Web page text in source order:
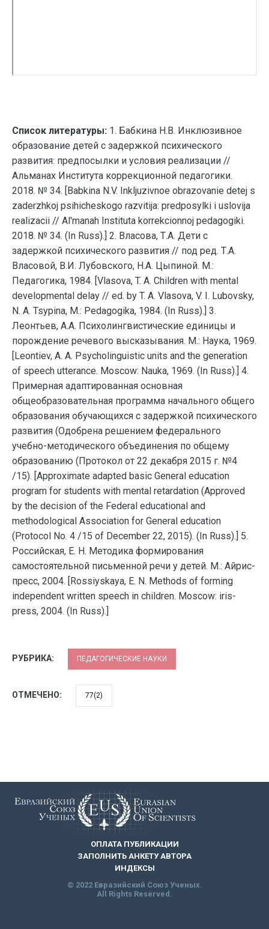
Список литературы: 1. Бабкина Н.В. Инклюзивное
образование детей с задержкой психического
развития: предпосылки и условия реализации //
Альманах Института коррекционной педагогики.
2018. № 34. [Babkina N.V. Inkljuzivnoe obrazovanie detej s
zaderzhkoj psihicheskogo razvitija: predposylki i uslovija
realizacii // Al'manah Instituta korrekcionnoj pedagogiki.
2018. № 34. (In Russ).] 2. Власова, Т.А. Дети с
задержкой психического развития // под ред. Т.А.
Власовой, В.И. Лубовского, Н.А. Цыпиной. М.:
Педагогика, 1984. [Vlasova, T. A. Children with mental
developmental delay // ed. by T. A. Vlasova, V. I. Lubovsky,
N. A. Tsypina, M.: Pedagogika, 1984. (In Russ).] 3.
Леонтьев, А.А. Психолингвистические единицы и
порождение речевого высказывания. М.: Наука, 1969.
[Leontiev, A. A. Psycholinguistic units and the generation
of speech utterance. Moscow: Nauka, 1969. (In Russ).] 4.
Примерная адаптированная основная
общеобразовательная программа начального общего
образования обучающихся с задержкой психического
развития (Одобрена решением федерального
учебно-методического объединения по общему
образованию (Протокол от 22 декабря 2015 г. №4
/15). [Approximate adapted basic General education
program for students with mental retardation (Approved
by the decision of the Federal educational and
methodological Association for General education
(Protocol No. 4 /15 of December 22, 2015). (In Russ).] 5.
Российская, Е. Н. Методика формирования
самостоятельной письменной речи у детей. М.: Айрис-
пресс, 2004. [Rossiyskaya, E. N. Methods of forming
independent written speech in children. Moscow: iris-
press, 2004. (In Russ).]
РУБРИКА: ПЕДАГОГИЧЕСКИЕ НАУКИ
ОТМЕЧЕНО: 77(2)
ОПЛАТА ПУБЛИКАЦИИ
ЗАПОЛНИТЬ АНКЕТУ АВТОРА
ИНДЕКСЫ
© 2022 Евразийский Союз Ученых.
All Rights Reserved.